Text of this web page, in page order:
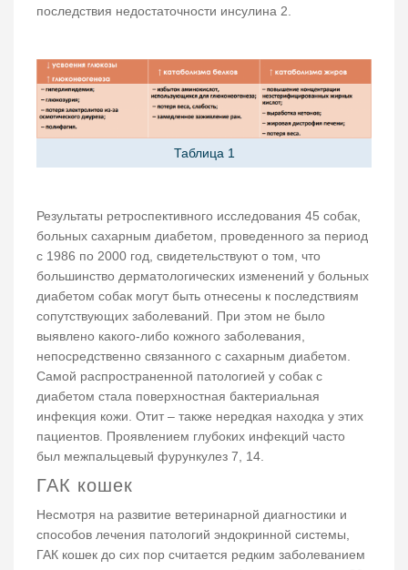
последствия недостаточности инсулина 2.
Таблица 1
Результаты ретроспективного исследования 45 собак,
больных сахарным диабетом, проведенного за период
с 1986 по 2000 год, свидетельствуют о том, что
большинство дерматологических изменений у больных
диабетом собак могут быть отнесены к последствиям
сопутствующих заболеваний. При этом не было
выявлено какого-либо кожного заболевания,
непосредственно связанного с сахарным диабетом.
Самой распространенной патологией у собак с
диабетом стала поверхностная бактериальная
инфекция кожи. Отит – также нередкая находка у этих
пациентов. Проявлением глубоких инфекций часто
был межпальцевый фурункулез 7, 14.
ГАК кошек
Несмотря на развитие ветеринарной диагностики и
способов лечения патологий эндокринной системы,
ГАК кошек до сих пор считается редким заболеванием